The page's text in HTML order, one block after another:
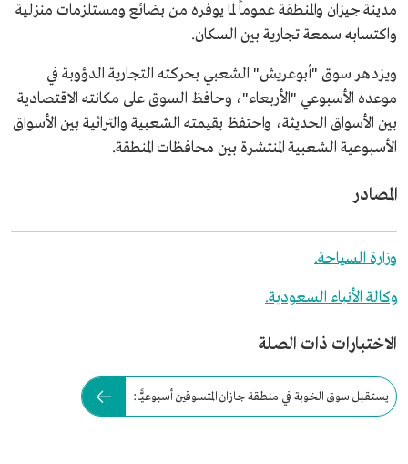
مدينة جيزان والمنطقة عموماً لما يوفره من بضائع ومستلزمات منزلية
واكتسابه سمعة تجارية بين السكان.
ويزدهر سوق "أبوعريش" الشعبي بحركته التجارية الدؤوبة في
موعده الأسبوعي "الأربعاء"، وحافظ السوق على مكانته الاقتصادية
بين الأسواق الحديثة، واحتفظ بقيمته الشعبية والتراثية بين الأسواق
الأسبوعية الشعبية المنتشرة بين محافظات المنطقة.
المصادر
وزارة السياحة.
وكالة الأنباء السعودية.
الاختبارات ذات الصلة
يستقبل سوق الخوبة في منطقة جازان المتسوقين أسبوعيًّا: